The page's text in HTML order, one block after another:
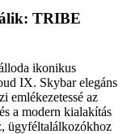
TRIBE
ikonikus
IX. Skybar elegáns
emlékezetessé az
a modern kialakítás
ügyféltalálkozókhoz